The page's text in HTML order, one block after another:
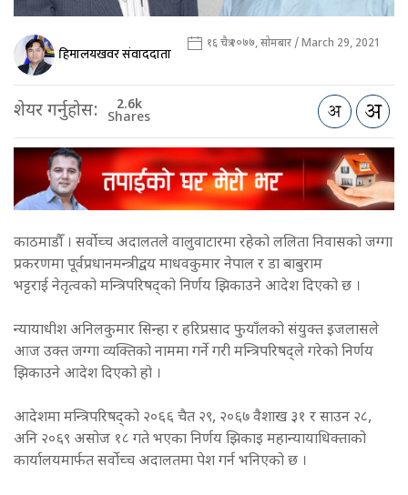
हिमालयखवर संवाददाता १६ चैत्र २०७७, सोमबार / March 29, 2021
शेयर गर्नुहोस: 2.6k
Shares
काठमाडौँ । सर्वोच्च अदालतले वालुवाटारमा रहेको ललिता निवासको जग्गा
प्रकरणमा पूर्वप्रधानमन्त्रीद्वय माधवकुमार नेपाल र डा बाबुराम
भट्टराई नेतृत्वको मन्त्रिपरिषद्को निर्णय झिकाउने आदेश दिएको छ ।
न्यायाधीश अनिलकुमार सिन्हा र हरिप्रसाद फुयाँलको संयुक्त इजलासले
आज उक्त जग्गा व्यक्तिको नाममा गर्ने गरी मन्त्रिपरिषद्ले गरेको निर्णय
झिकाउने आदेश दिएको हो ।
आदेशमा मन्त्रिपरिषद्को २०६६ चैत २९, २०६७ वैशाख ३१ र साउन २८,
अनि २०६९ असोज १८ गते भएका निर्णय झिकाइ महान्यायाधिक्ताको
कार्यालयमार्फत सर्वोच्च अदालतमा पेश गर्न भनिएको छ ।